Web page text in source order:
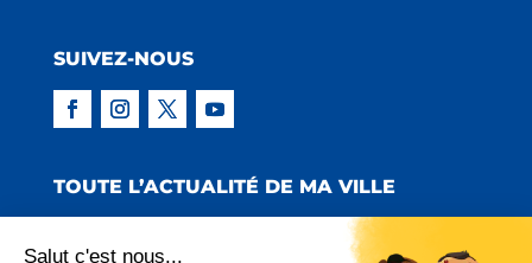
SUIVEZ-NOUS
TOUTE L’ACTUALITÉ DE MA VILLE
Salut c'est nous...